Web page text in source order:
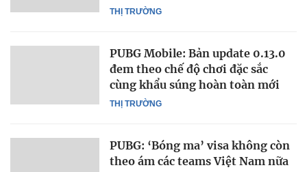
THỊ TRƯỜNG
THỊ TRƯỜNG
PUBG Mobile: Bản update 0.13.0
đem theo chế độ chơi đặc sắc
cùng khẩu súng hoàn toàn mới
PUBG: ‘Bóng ma’ visa không còn
theo ám các teams Việt Nam nữa